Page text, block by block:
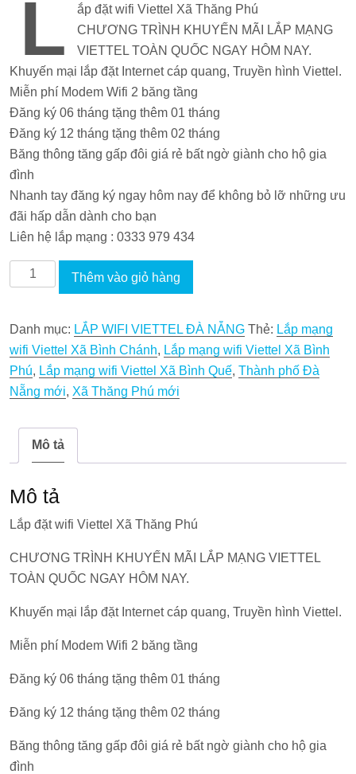
là:
165.000 VND.
tại
là:
142.000 VND.
L
ắp đặt wifi Viettel Xã Thăng Phú
CHƯƠNG TRÌNH KHUYẾN MÃI LẮP MẠNG
VIETTEL TOÀN QUỐC NGAY HÔM NAY.
Khuyến mại lắp đặt Internet cáp quang, Truyền hình Viettel.
Miễn phí Modem Wifi 2 băng tầng
Đăng ký 06 tháng tặng thêm 01 tháng
Đăng ký 12 tháng tặng thêm 02 tháng
Băng thông tăng gấp đôi giá rẻ bất ngờ giành cho hộ gia
đình
Nhanh tay đăng ký ngay hôm nay để không bỏ lỡ những ưu
đãi hấp dẫn dành cho bạn
Liên hệ lắp mạng : 0333 979 434
đặt
Viettel
Xã
Thăng
Phú
Thêm vào giỏ hàng
Danh mục: LẮP WIFI VIETTEL ĐÀ NẴNG Thẻ: Lắp mạng
wifi Viettel Xã Bình Chánh, Lắp mạng wifi Viettel Xã Bình
Phú, Lắp mạng wifi Viettel Xã Bình Quế, Thành phố Đà
Nẵng mới, Xã Thăng Phú mới
Mô tả
Mô tả
Lắp đặt wifi Viettel Xã Thăng Phú
CHƯƠNG TRÌNH KHUYẾN MÃI LẮP MẠNG VIETTEL
TOÀN QUỐC NGAY HÔM NAY.
Khuyến mại lắp đặt Internet cáp quang, Truyền hình Viettel.
Miễn phí Modem Wifi 2 băng tầng
Đăng ký 06 tháng tặng thêm 01 tháng
Đăng ký 12 tháng tặng thêm 02 tháng
Băng thông tăng gấp đôi giá rẻ bất ngờ giành cho hộ gia
đình